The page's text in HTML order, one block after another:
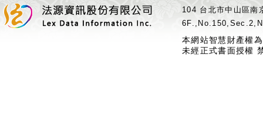
104 台北市中山區
本網站智慧財產權
未經正式書面授權